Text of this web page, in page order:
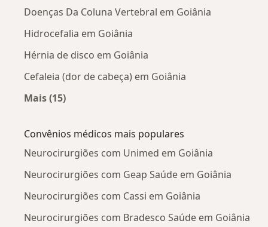
Doenças Da Coluna Vertebral em Goiânia
Hidrocefalia em Goiânia
Hérnia de disco em Goiânia
Cefaleia (dor de cabeça) em Goiânia
Mais (15)
Convênios médicos mais populares
Neurocirurgiões com Unimed em Goiânia
Neurocirurgiões com Geap Saúde em Goiânia
Neurocirurgiões com Cassi em Goiânia
Neurocirurgiões com Bradesco Saúde em Goiânia